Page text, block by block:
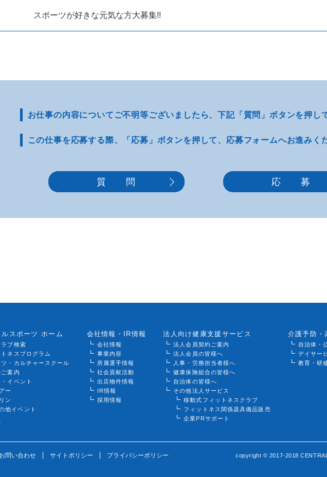
スポーツが好きな元気な方大募集!!
お仕事の内容についてご不明等ございましたら、下記「質問」ボタンを押し
この仕事を応募する際、 「応募」ボタンを押して、 応募フォームへお進みく
質 問 応 募
ルスポーツ ホーム
ブ検索
トネスプログラム
ツ・カルチャースクール
ご案内
イベント
ー
ン
他イベント
会社情報・IR情報
会社情報
事業内容
所属選手情報
社会貢献活動
出店物件情報
IR情報
採用情報
法人向け健康支援サービス
法人会員契約ご案内
法人会員の皆様へ
人事・労務担当者様へ
健康保険組合の皆様へ
自治体の皆様へ
その他法人サービス
移動式フィットネスクラブ
フィットネス関係器具備品販売
企業PRサポート
介護予防・
自治体・
デイサー
教育・研
お問い合わせ サイトポリシー プライバシーポリシー copyright © 2017-2018